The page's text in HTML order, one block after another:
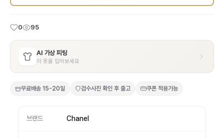
0 95
AI 가상 피팅
이 옷을 입어보세요
무료배송 15-20일 검수사진 확인 후 출고 쿠폰 적용가능
브랜드 Chanel